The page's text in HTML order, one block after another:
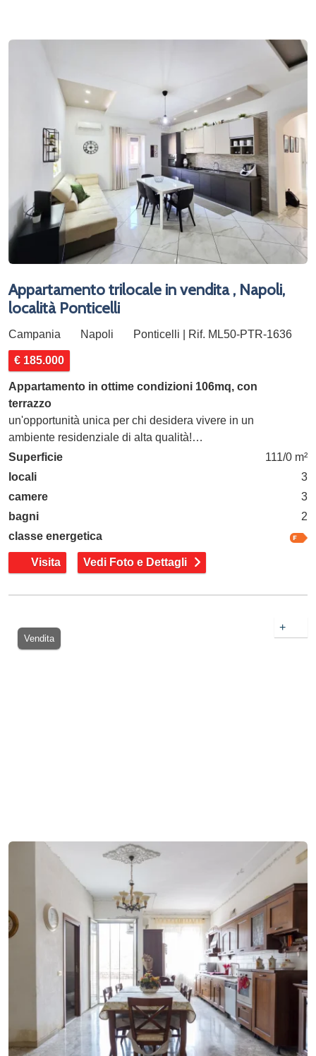
Appartamento trilocale in vendita , Napoli,
località Ponticelli
Campania Napoli Ponticelli | Rif. ML50-PTR-1636
€ 185.000
Appartamento in ottime condizioni 106mq, con
terrazzo
un'opportunità unica per chi desidera vivere in un
ambiente residenziale di alta qualità!…
Superficie
111/0 m²
locali
3
camere
3
bagni
2
classe energetica
Visita Vedi Foto e Dettagli
Vendita
+